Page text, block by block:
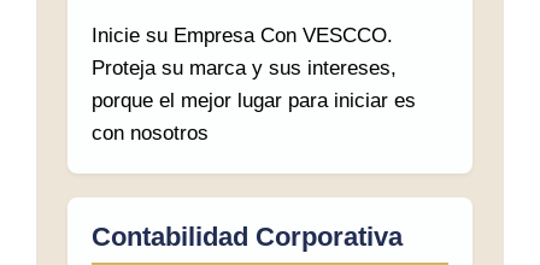
Inicie su Empresa Con VESCCO.
Proteja su marca y sus intereses,
porque el mejor lugar para iniciar es
con nosotros
Contabilidad Corporativa